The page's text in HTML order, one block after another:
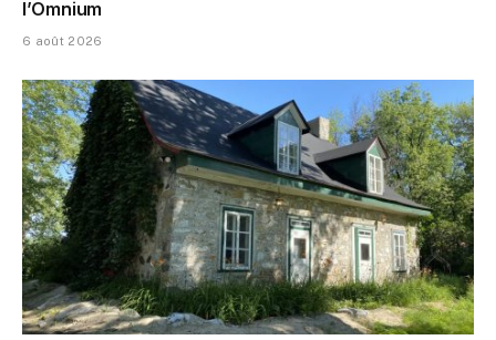
l’Omnium
6 août 2026